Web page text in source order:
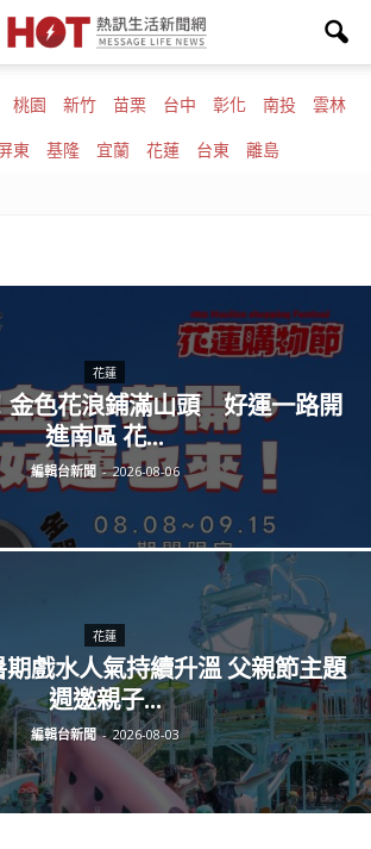
桃園 新竹 苗栗 台中 彰化 南投 雲林
東 基隆 宜蘭 花蓮 台東 離島
花蓮
金色花浪鋪滿山頭 好運一路開
進南區 花...
編輯台新聞 - 2026-08-06
花蓮
戲水人氣持續升溫 父親節主題
週邀親子...
編輯台新聞 - 2026-08-03